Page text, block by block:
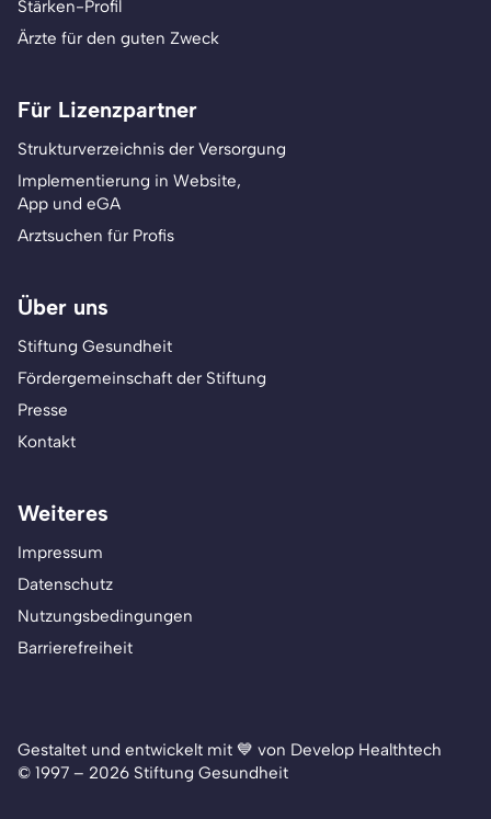
Stärken-Profil
Ärzte für den guten Zweck
Für Lizenzpartner
Strukturverzeichnis der Versorgung
Implementierung in Website,
App und eGA
Arztsuchen für Profis
Über uns
Stiftung Gesundheit
Fördergemeinschaft der Stiftung
Presse
Kontakt
Weiteres
Impressum
Datenschutz
Nutzungsbedingungen
Barrierefreiheit
Gestaltet und entwickelt mit 💙 von Develop Healthtech
© 1997 – 2026 Stiftung Gesundheit